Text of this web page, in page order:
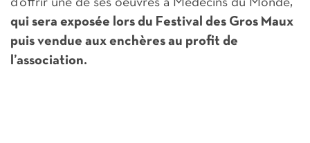
qui sera exposée lors du Festival des Gros Maux
puis vendue aux enchères au profit de
l’association.